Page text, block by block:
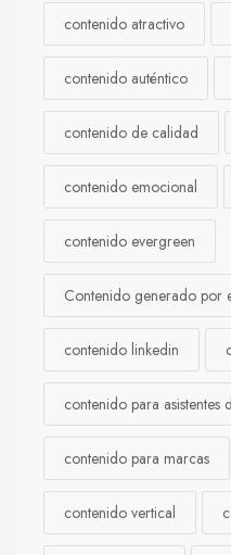
contenido atractivo
contenido auténtico
contenido de calidad
contenido emocional
contenido evergreen
Contenido generado por
contenido linkedin
contenido para asistentes
contenido para marcas
contenido vertical